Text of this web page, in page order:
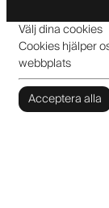
Välj dina cookies
Cookies hjälper
webbplats
Acceptera alla